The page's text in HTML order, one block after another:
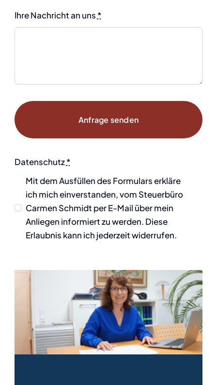
Ihre Nachricht an uns *
Anfrage senden
Datenschutz*
Mit dem Ausfüllen des Formulars erkläre
ich mich einverstanden, vom Steuerbüro
Carmen Schmidt per E-Mail über mein
Anliegen informiert zu werden. Diese
Erlaubnis kann ich jederzeit widerrufen.